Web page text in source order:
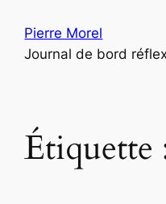
contenu
Pierre Morel
Journal de bord
Étiquette